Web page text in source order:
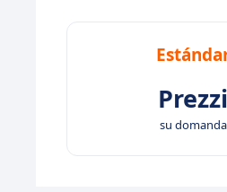
Prezzi
su domanda